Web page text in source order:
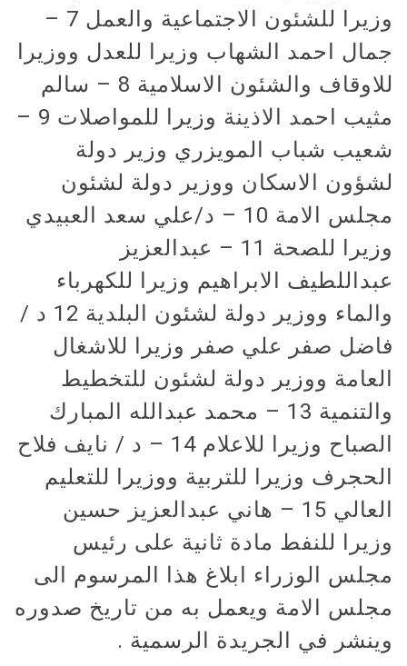
وزيرا للشئون الاجتماعية والعمل 7 –
جمال احمد الشهاب وزيرا للعدل ووزيرا
للاوقاف والشئون الاسلامية 8 – سالم
مثيب احمد الاذينة وزيرا للمواصلات 9 –
شعيب شباب المويزري وزير دولة
لشؤون الاسكان ووزير دولة لشئون
مجلس الامة 10 – د/علي سعد العبيدي
وزيرا للصحة 11 – عبدالعزيز
عبداللطيف الابراهيم وزيرا للكهرباء
والماء ووزير دولة لشئون البلدية 12 د /
فاضل صفر علي صفر وزيرا للاشغال
العامة ووزير دولة لشئون للتخطيط
والتنمية 13 – محمد عبدالله المبارك
الصباح وزيرا للاعلام 14 – د / نايف فلاح
الحجرف وزيرا للتربية ووزيرا للتعليم
العالي 15 – هاني عبدالعزيز حسين
وزيرا للنفط مادة ثانية على رئيس
مجلس الوزراء ابلاغ هذا المرسوم الى
مجلس الامة ويعمل به من تاريخ صدوره
وينشر في الجريدة الرسمية .